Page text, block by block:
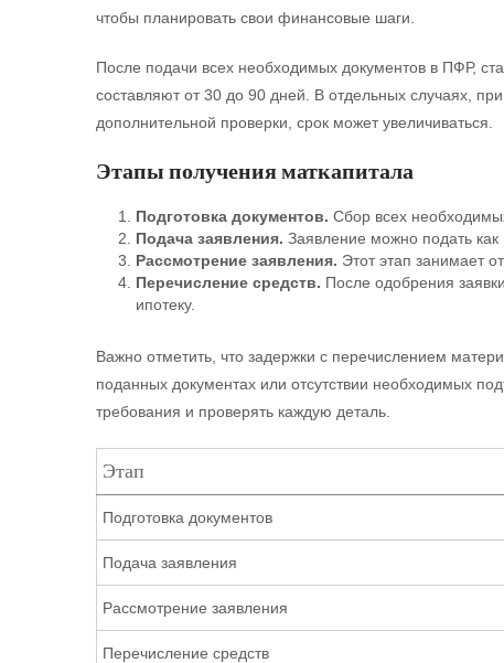
чтобы планировать свои финансовые шаги.
После подачи всех необходимых документов в ПФР,
составляют от 30 до 90 дней. В отдельных случаях,
дополнительной проверки, срок может увеличиваться.
Этапы получения маткапитала
Подготовка документов. Сбор всех
Подача заявления. Заявление можно подать
Рассмотрение заявления. Этот этап занимает
Перечисление средств. После одобрения
ипотеку.
Важно отметить, что задержки с перечислением
поданных документах или отсутствии необходимых
требования и проверять каждую деталь.
Этап
Подготовка документов
Подача заявления
Рассмотрение заявления
Перечисление средств